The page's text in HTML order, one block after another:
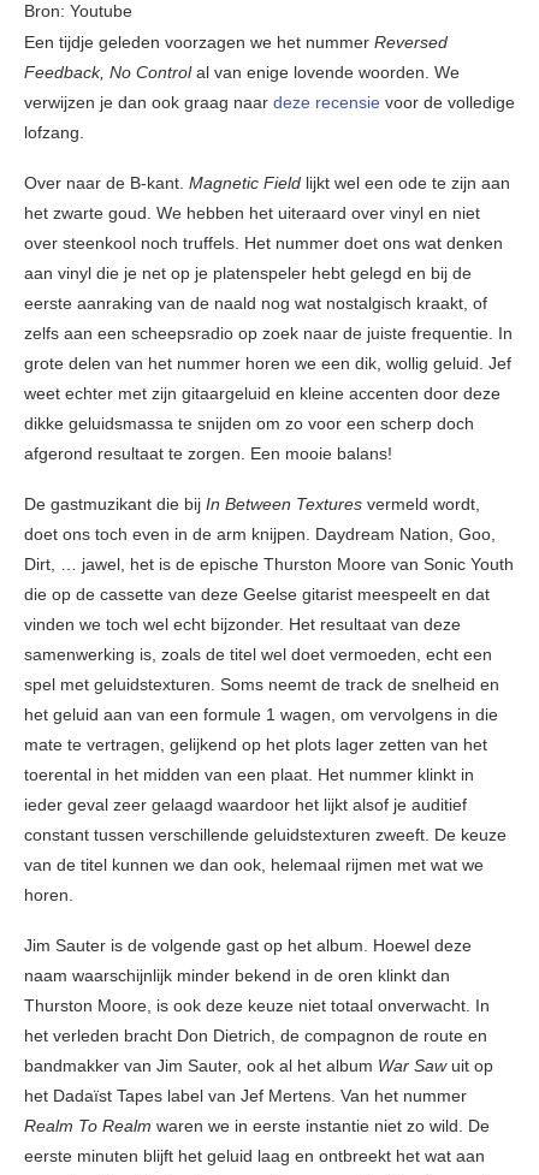
Bron: Youtube
Een tijdje geleden voorzagen we het nummer Reversed
Feedback, No Controlal van enige lovende woorden. We
verwijzen je dan ook graag naar deze recensie voor de volledige
lofzang.
Over naar de B-kant. Magnetic Field lijkt wel een ode te zijn aan
het zwarte goud. We hebben het uiteraard over vinyl en niet
over steenkool noch truffels. Het nummer doet ons wat denken
aan vinyl die je net op je platenspeler hebt gelegd en bij de
eerste aanraking van de naald nog wat nostalgisch kraakt, of
zelfs aan een scheepsradio op zoek naar de juiste frequentie. In
grote delen van het nummer horen we een dik, wollig geluid. Jef
weet echter met zijn gitaargeluid en kleine accenten door deze
dikke geluidsmassa te snijden om zo voor een scherp doch
afgerond resultaat te zorgen. Een mooie balans!
De gastmuzikant die bij In Between Textures vermeld wordt,
doet ons toch even in de arm knijpen. Daydream Nation, Goo,
Dirt, … jawel, het is de epische Thurston Moore van Sonic Youth
die op de cassette van deze Geelse gitarist meespeelt en dat
vinden we toch wel echt bijzonder. Het resultaat van deze
samenwerking is, zoals de titel wel doet vermoeden, echt een
spel met geluidstexturen. Soms neemt de track de snelheid en
het geluid aan van een formule 1 wagen, om vervolgens in die
mate te vertragen, gelijkend op het plots lager zetten van het
toerental in het midden van een plaat. Het nummer klinkt in
ieder geval zeer gelaagd waardoor het lijkt alsof je auditief
constant tussen verschillende geluidstexturen zweeft. De keuze
van de titel kunnen we dan ook, helemaal rijmen met wat we
horen.
Jim Sauter is de volgende gast op het album. Hoewel deze
naam waarschijnlijk minder bekend in de oren klinkt dan
Thurston Moore, is ook deze keuze niet totaal onverwacht. In
het verleden bracht Don Dietrich, de compagnon de route en
bandmakker van Jim Sauter, ook al het album War Sawuit op
het Dadaïst Tapes label van Jef Mertens. Van het nummer
Realm To Realm waren we in eerste instantie niet zo wild. De
eerste minuten blijft het geluid laag en ontbreekt het wat aan